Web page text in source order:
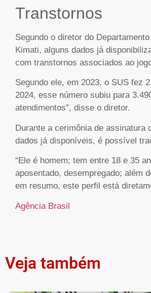
Transtornos
Segundo o diretor do
Kimati, alguns dados já
com transtornos associados ao
Segundo ele, em 2023, o SUS fez
2024, esse número subiu para
atendimentos”, disse o diretor.
Durante a cerimônia de assinatura
dados já disponíveis, é possível
“Ele é homem; tem entre 18 e 35
aposentado, desempregado; além
em resumo, este perfil está
Agência Brasil
Veja também